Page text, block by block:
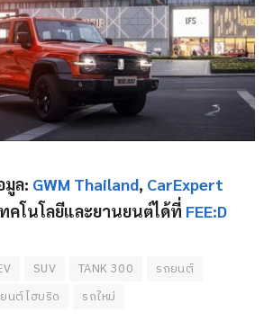
มูล: GWM Thailand, CarExpert
คโนโลยีและยานยนต์ได้ที่ FEE:D
SUV TANK 300
รถยนต์
นต์ไฮบริด รถใหม่